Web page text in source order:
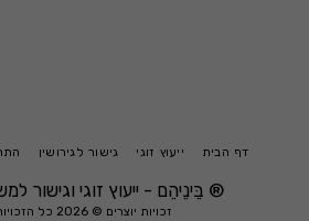
® בֵּינֵיהֵם - ייעוץ זוגי וגישור
זכויות יוצרים © 2026 כל הזכויות שמורות
דף הבית ייעוץ זוגי גישור לגירושין